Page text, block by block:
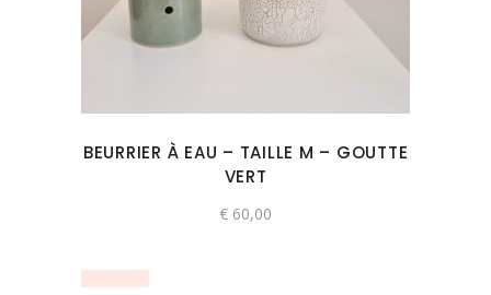
BEURRIER À EAU – TAILLE M – GOUTTE
VERT
€ 60,00